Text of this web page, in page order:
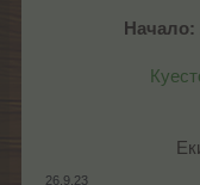
Начало:
26.9.23